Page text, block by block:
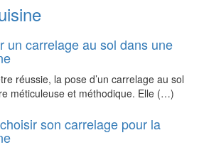
un carrelage au sol dans une
réussie, la pose d’un carrelage au sol
méticuleuse et méthodique. Elle (…)
son carrelage pour la